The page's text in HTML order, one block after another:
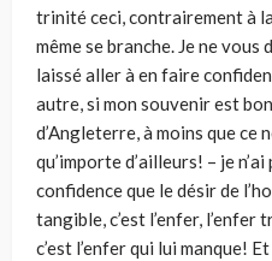
trinité ceci, contrairement à
même se branche. Je ne vous
laissé aller à en faire
autre, si mon souvenir est
d’Angleterre, à moins que ce
qu’importe d’ailleurs! – je
confidence que le désir de
tangible, c’est l’enfer, l’enfer
c’est l’enfer qui lui manque!